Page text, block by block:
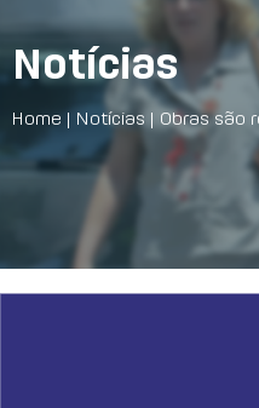
Notícias
Home | Notícias | Obras são